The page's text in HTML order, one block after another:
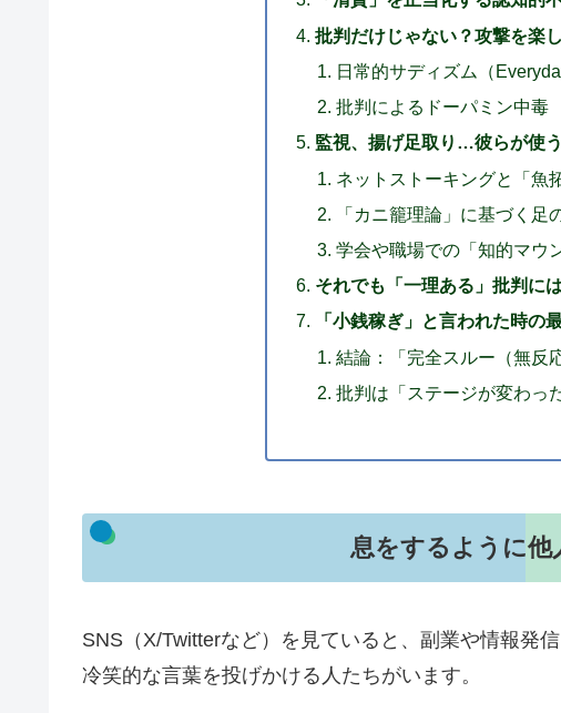
批判だけじゃない？攻撃を楽
日常的サディズム（
批判によるドーパミン中毒
監視、揚げ足取り…彼らが使
ネットストーキングと「魚
「カニ籠理論」に基づく足
学会や職場での「知的マウ
それでも「一理ある」批判に
「小銭稼ぎ」と言われた時の
結論：「完全スルー（無反
批判は「ステージが変わっ
息をするように他
SNS（X/Twitterなど）を見ていると、副業や情報発
冷笑的な言葉を投げかける人たちがいます。